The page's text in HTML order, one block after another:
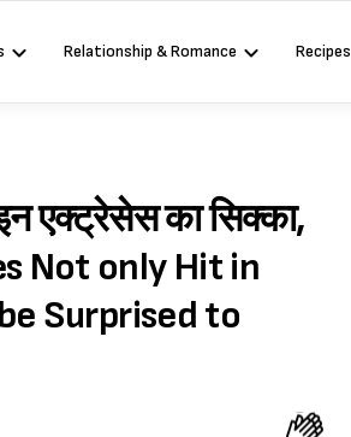
Relationship & Romance Recipes
एक्ट्रेसेस का सिक्का,
Not only Hit in
Surprised to